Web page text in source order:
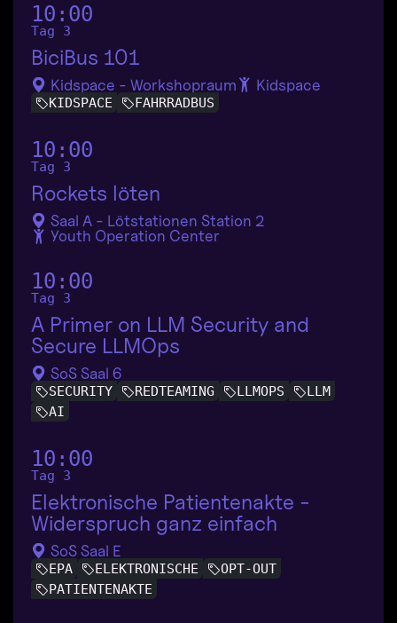
10:00
Tag 3
BiciBus 101
Kidspace - Workshopraum Kidspace
KIDSPACE FAHRRADBUS
10:00
Tag 3
Rockets löten
Saal A - Lötstationen Station 2
Youth Operation Center
10:00
Tag 3
A Primer on LLM Security and
Secure LLMOps
SoS Saal 6
SECURITY REDTEAMING LLMOPS
LLM
AI
10:00
Tag 3
Elektronische Patientenakte -
Widerspruch ganz einfach
SoS Saal E
EPA ELEKTRONISCHE
OPT-OUT
PATIENTENAKTE